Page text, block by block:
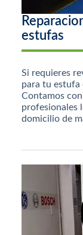
estufas
Si requieres
para tu estufa
Contamos
profesionales
domicilio de